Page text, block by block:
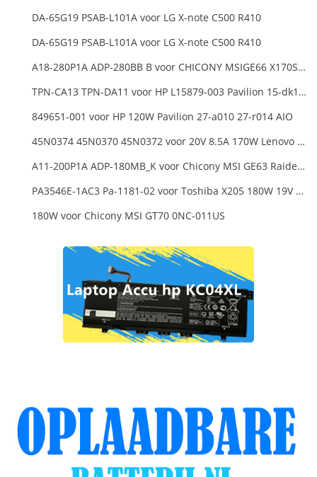
DA-65G19 PSAB-L101A voor LG X-note C500 R410
DA-65G19 PSAB-L101A voor LG X-note C500 R410
A18-280P1A ADP-280BB B voor CHICONY MSIGE66 X170SMG, MSI GE66 GE76
TPN-CA13 TPN-DA11 voor HP L15879-003 Pavilion 15-dk1000
849651-001 voor HP 120W Pavilion 27-a010 27-r014 AIO
45N0374 45N0370 45N0372 voor 20V 8.5A 170W Lenovo ThinkPad W540 T540P
A11-200P1A ADP-180MB_K voor Chicony MSI GE63 Raider RGB 8RE-012US
PA3546E-1AC3 Pa-1181-02 voor Toshiba X205 180W 19V 9.5A Laptop DC Charger Power Supply
180W voor Chicony MSI GT70 0NC-011US